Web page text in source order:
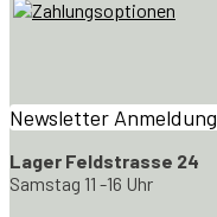
Newsletter Anmeldung
Lager Feldstrasse 24
Samstag 11 -16 Uhr